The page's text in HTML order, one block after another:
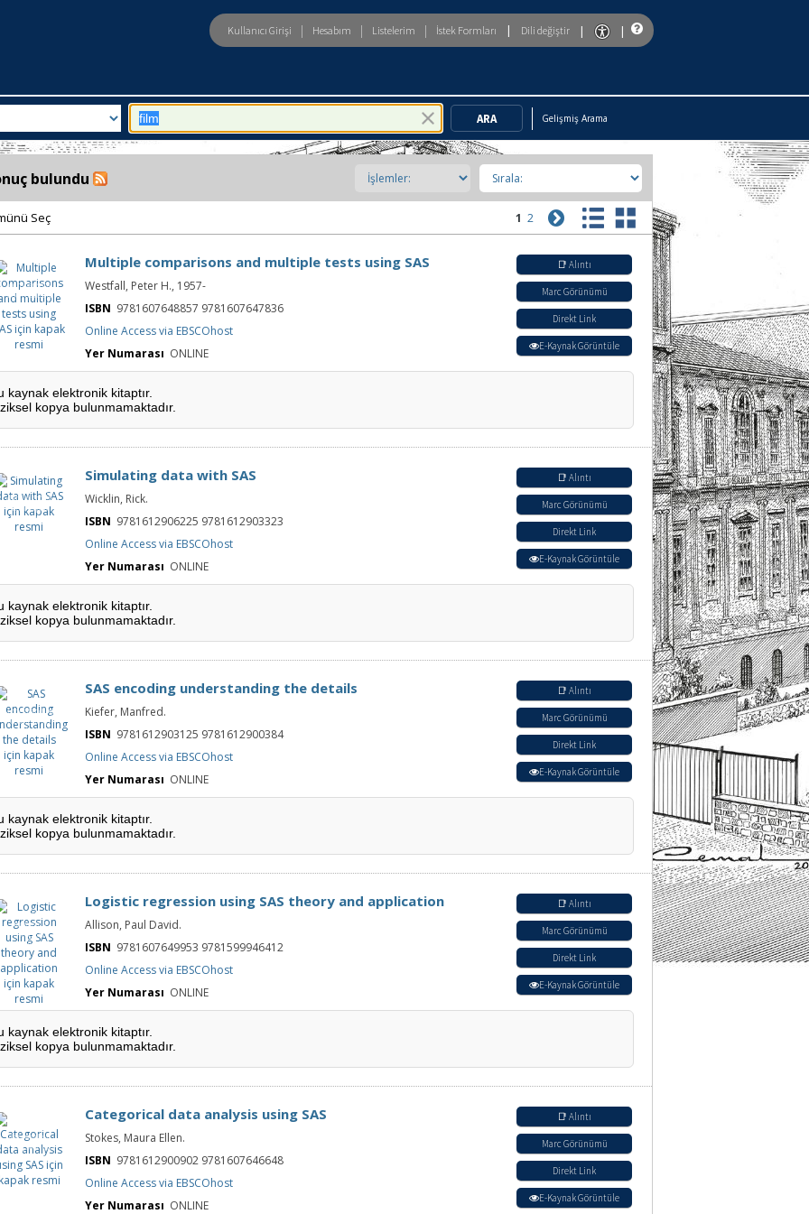
Kullanıcı Girişi | Hesabım | Listelerim | İstek Formları | Dili değiştir | |
Arama: To enable accessibility mode, return to the beginning of the page and
Gelişmiş Arama
bulundu
Seç 1 2
Multiple
comparisons
and multiple
tests using SAS
için kapak
resmi
Multiple comparisons and multiple tests using SAS
Westfall, Peter H., 1957-
ISBN 9781607648857 9781607647836
Online Access via EBSCOhost
Yer Numarası ONLINE
📑 Alıntı
Marc Görünümü
Direkt Link
E-Kaynak Görüntüle
kaynak elektronik kitaptır.
kopya bulunmamaktadır.
Simulating
data with SAS
için kapak
resmi
Simulating data with SAS
Wicklin, Rick.
ISBN 9781612906225 9781612903323
Online Access via EBSCOhost
Yer Numarası ONLINE
📑 Alıntı
Marc Görünümü
Direkt Link
E-Kaynak Görüntüle
kaynak elektronik kitaptır.
kopya bulunmamaktadır.
SAS encoding
understanding
the details için
kapak resmi
SAS encoding understanding the details
Kiefer, Manfred.
ISBN 9781612903125 9781612900384
Online Access via EBSCOhost
Yer Numarası ONLINE
📑 Alıntı
Marc Görünümü
Direkt Link
E-Kaynak Görüntüle
kaynak elektronik kitaptır.
kopya bulunmamaktadır.
Logistic
regression
using SAS
theory and
application
için kapak
resmi
Logistic regression using SAS theory and application
Allison, Paul David.
ISBN 9781607649953 9781599946412
Online Access via EBSCOhost
Yer Numarası ONLINE
📑 Alıntı
Marc Görünümü
Direkt Link
E-Kaynak Görüntüle
kaynak elektronik kitaptır.
kopya bulunmamaktadır.
data analysis
using SAS için
kapak resmi
Categorical data analysis using SAS
Stokes, Maura Ellen.
ISBN 9781612900902 9781607646648
Online Access via EBSCOhost
Yer Numarası ONLINE
📑 Alıntı
Marc Görünümü
Direkt Link
E-Kaynak Görüntüle
use with a date range slider. Switch to Years view for a more detailed breakdown of search results by year.